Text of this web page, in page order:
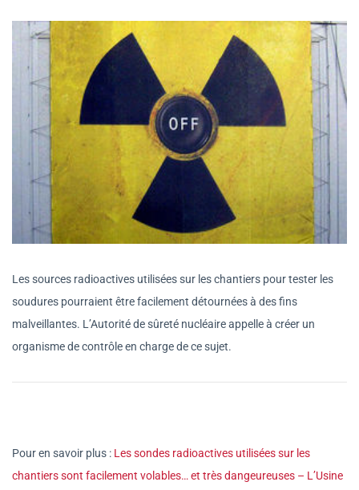
Les sources radioactives utilisées sur les chantiers pour tester les
soudures pourraient être facilement détournées à des fins
malveillantes. L’Autorité de sûreté nucléaire appelle à créer un
organisme de contrôle en charge de ce sujet.
Pour en savoir plus : Les sondes radioactives utilisées sur les
chantiers sont facilement volables… et très dangeureuses – L’Usine